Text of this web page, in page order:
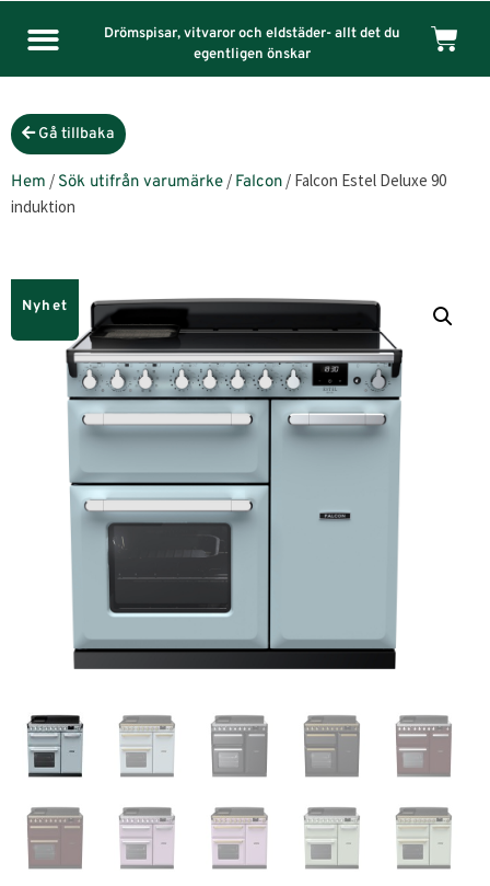
Drömspisar, vitvaror och eldstäder- allt det du
egentligen önskar
Gå tillbaka
Hem / Sök utifrån varumärke / Falcon / Falcon Estel Deluxe 90
induktion
Nyhet